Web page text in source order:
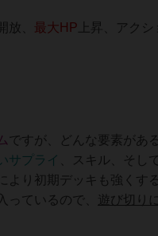
放、 最大HP 上昇、アク
ですが、どんな要素があ
サプライ
、スキル、そし
より初期デッキも強くす
っているので、
遊び切り